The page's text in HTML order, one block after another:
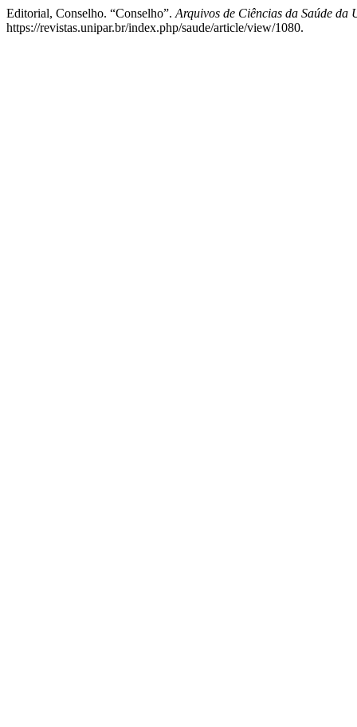
Editorial, Conselho. “Conselho”. Arquivos de Ciências da Saúde da
https://revistas.unipar.br/index.php/saude/article/view/1080.